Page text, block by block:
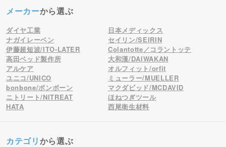
メーカーから選ぶ
ダイヤ工業
日本メディックス
ナガイレーベン
セイリン/SEIRIN
伊藤超短波/ITO-LATER
Colantotte／コラントッテ
高田ベッド製作所
大和漢/DAIWAKAN
アルケア
オルフィット/orfit
ユニコ/UNICO
ミューラー/MUELLER
bonbone/ボンボーン
マクダビッド/MCDAVID
ニトリート/NITREAT
ほねつぎツール
HATA
西尾衛生材料
カテゴリから選ぶ